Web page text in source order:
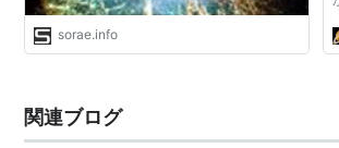
sorae.info
関連ブログ